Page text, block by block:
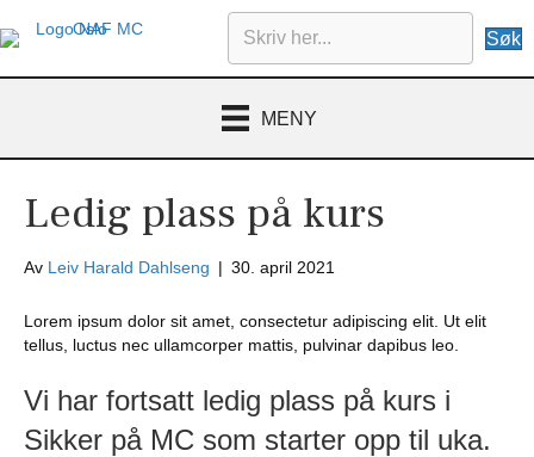
Søk
MENY
Ledig plass på kurs
Av Leiv Harald Dahlseng | 30. april 2021
Lorem ipsum dolor sit amet, consectetur adipiscing elit. Ut elit
tellus, luctus nec ullamcorper mattis, pulvinar dapibus leo.
Vi har fortsatt ledig plass på kurs i
Sikker på MC som starter opp til uka.